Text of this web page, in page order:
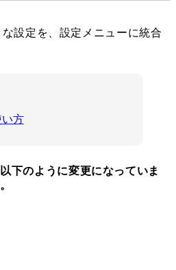
設定を、設定メニューに統合
方
下のように変更になっていま